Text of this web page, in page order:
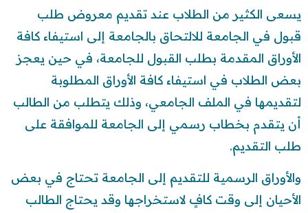
يسعى الكثير من الطلاب عند تقديم معروض طلب
قبول في الجامعة للالتحاق بالجامعة إلى استيفاء كافة
الأوراق المقدمة بطلب القبول للجامعة، في حين يعجز
بعض الطلاب في استيفاء كافة الأوراق المطلوبة
لتقديمها في الملف الجامعي، وذلك يتطلب من الطالب
أن يتقدم بخطاب رسمي إلى الجامعة للموافقة على
طلب التقديم.
والأوراق الرسمية للتقديم إلى الجامعة تحتاج في بعض
الأحيان إلى وقت كافٍ لاستخراجها وقد يحتاج الطالب